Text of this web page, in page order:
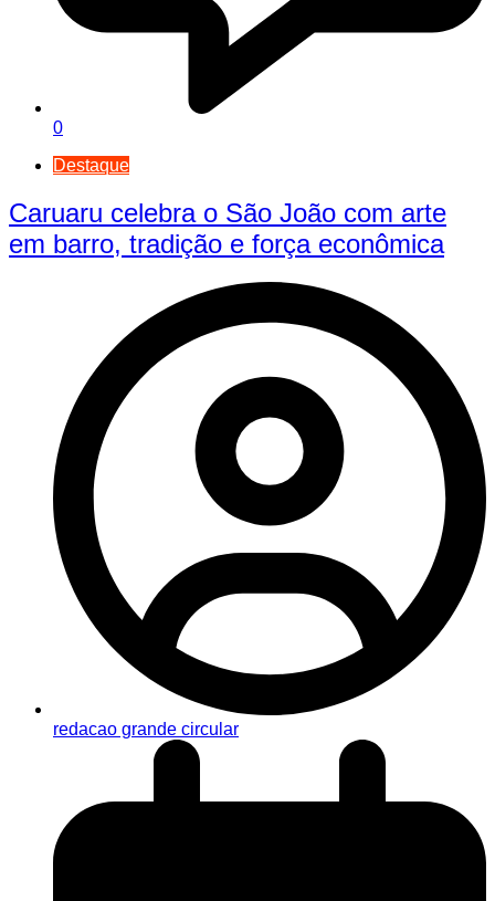
0
Destaque
Caruaru celebra o São João com arte
em barro, tradição e força econômica
redacao grande circular